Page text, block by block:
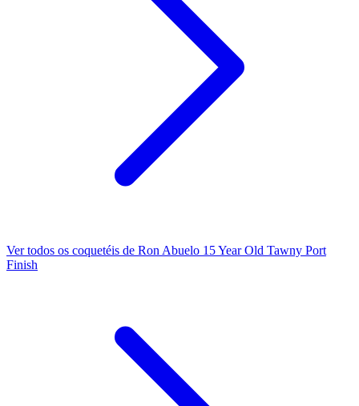
Ver todos os coquetéis de Ron Abuelo 15 Year Old Tawny Port
Finish